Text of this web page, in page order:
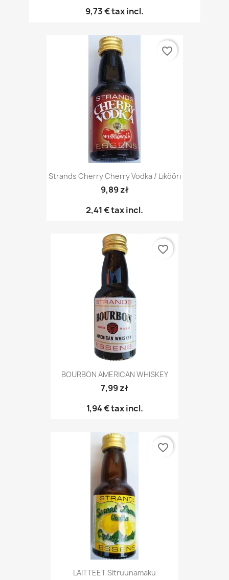
9,73 €tax incl.
Strands Cherry Cherry Vodka / Likööri
9,89 zł
2,41 €tax incl.
favorite_border
BOURBON AMERICAN WHISKEY
7,99 zł
1,94 €tax incl.
favorite_border
LAITTEET Sitruunamaku
favorite_border